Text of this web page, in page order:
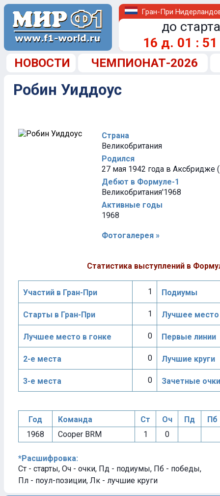
Гран-При
до
16 д. 01 : 51
НОВОСТИ ЧЕМПИОНАТ-2026
Робин Уиддоус
Страна
Великобритания
Родился
27 мая 1942 года в Аксбридже
Дебют в Формуле-1
Великобритания'1968
Активные годы
1968
Фотогалерея »
Статистика выступлений в
Участий в Гран-При 1 Подиумы
Старты в Гран-При 1 Лучшее место
Лучшее место в гонке 0 Первые линии
2-е места 0 Лучшие круги
3-е места 0 Зачетные очки
Год Команда Ст Оч Пд
Пб
1968
Cooper BRM 1 0
*Расшифровка:
Ст - старты, Оч - очки, Пд - подиумы, Пб - победы,
Пл - поул-позиции, Лк - лучшие круги